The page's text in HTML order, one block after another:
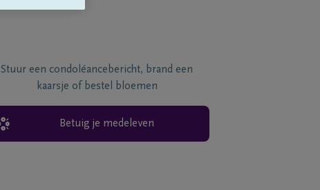
Stuur een condoléancebericht, brand een
kaarsje of bestel bloemen
Betuig je medeleven